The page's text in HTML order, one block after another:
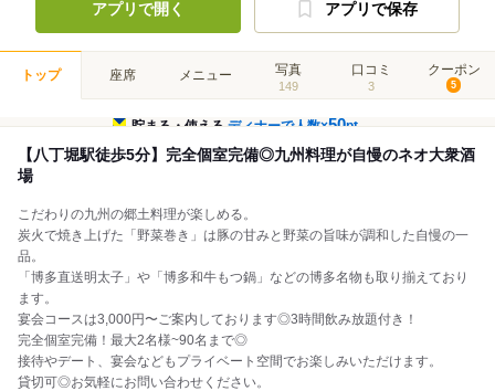
アプリで開く アプリで保存
トップ 座席 メニュー 写真
149
口コミ
3
クーポン
5
貯まる・使えるディナーで人数×50pt
【八丁堀駅徒歩5分】完全個室完備◎九州料理が自慢のネオ大衆酒
場
こだわりの九州の郷土料理が楽しめる。
炭火で焼き上げた「野菜巻き」は豚の甘みと野菜の旨味が調和した自慢の一
品。
「博多直送明太子」や「博多和牛もつ鍋」などの博多名物も取り揃えており
ます。
宴会コースは3,000円〜ご案内しております◎3時間飲み放題付き！
完全個室完備！最大2名様~90名まで◎
接待やデート、宴会などもプライベート空間でお楽しみいただけます。
貸切可◎お気軽にお問い合わせください。